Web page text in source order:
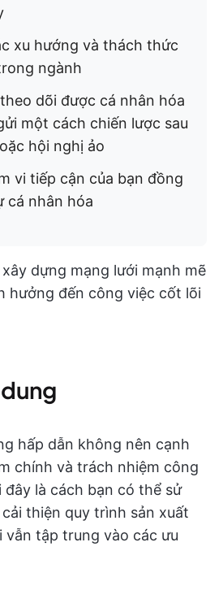
xu hướng và thách thức
ngành
dõi được cá nhân hóa
một cách chiến lược sau
hội nghị ảo
vi tiếp cận của bạn đồng
cá nhân hóa
dựng mạng lưới mạnh mẽ
hưởng đến công việc cốt lõi
hấp dẫn không nên cạnh
chính và trách nhiệm công
đây là cách bạn có thể sử
thiện quy trình sản xuất
tập trung vào các ưu